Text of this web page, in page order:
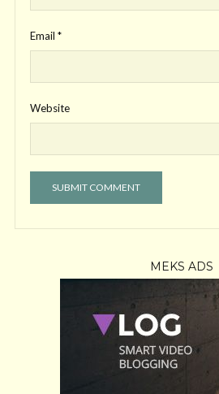
Email *
Website
MEKS ADS